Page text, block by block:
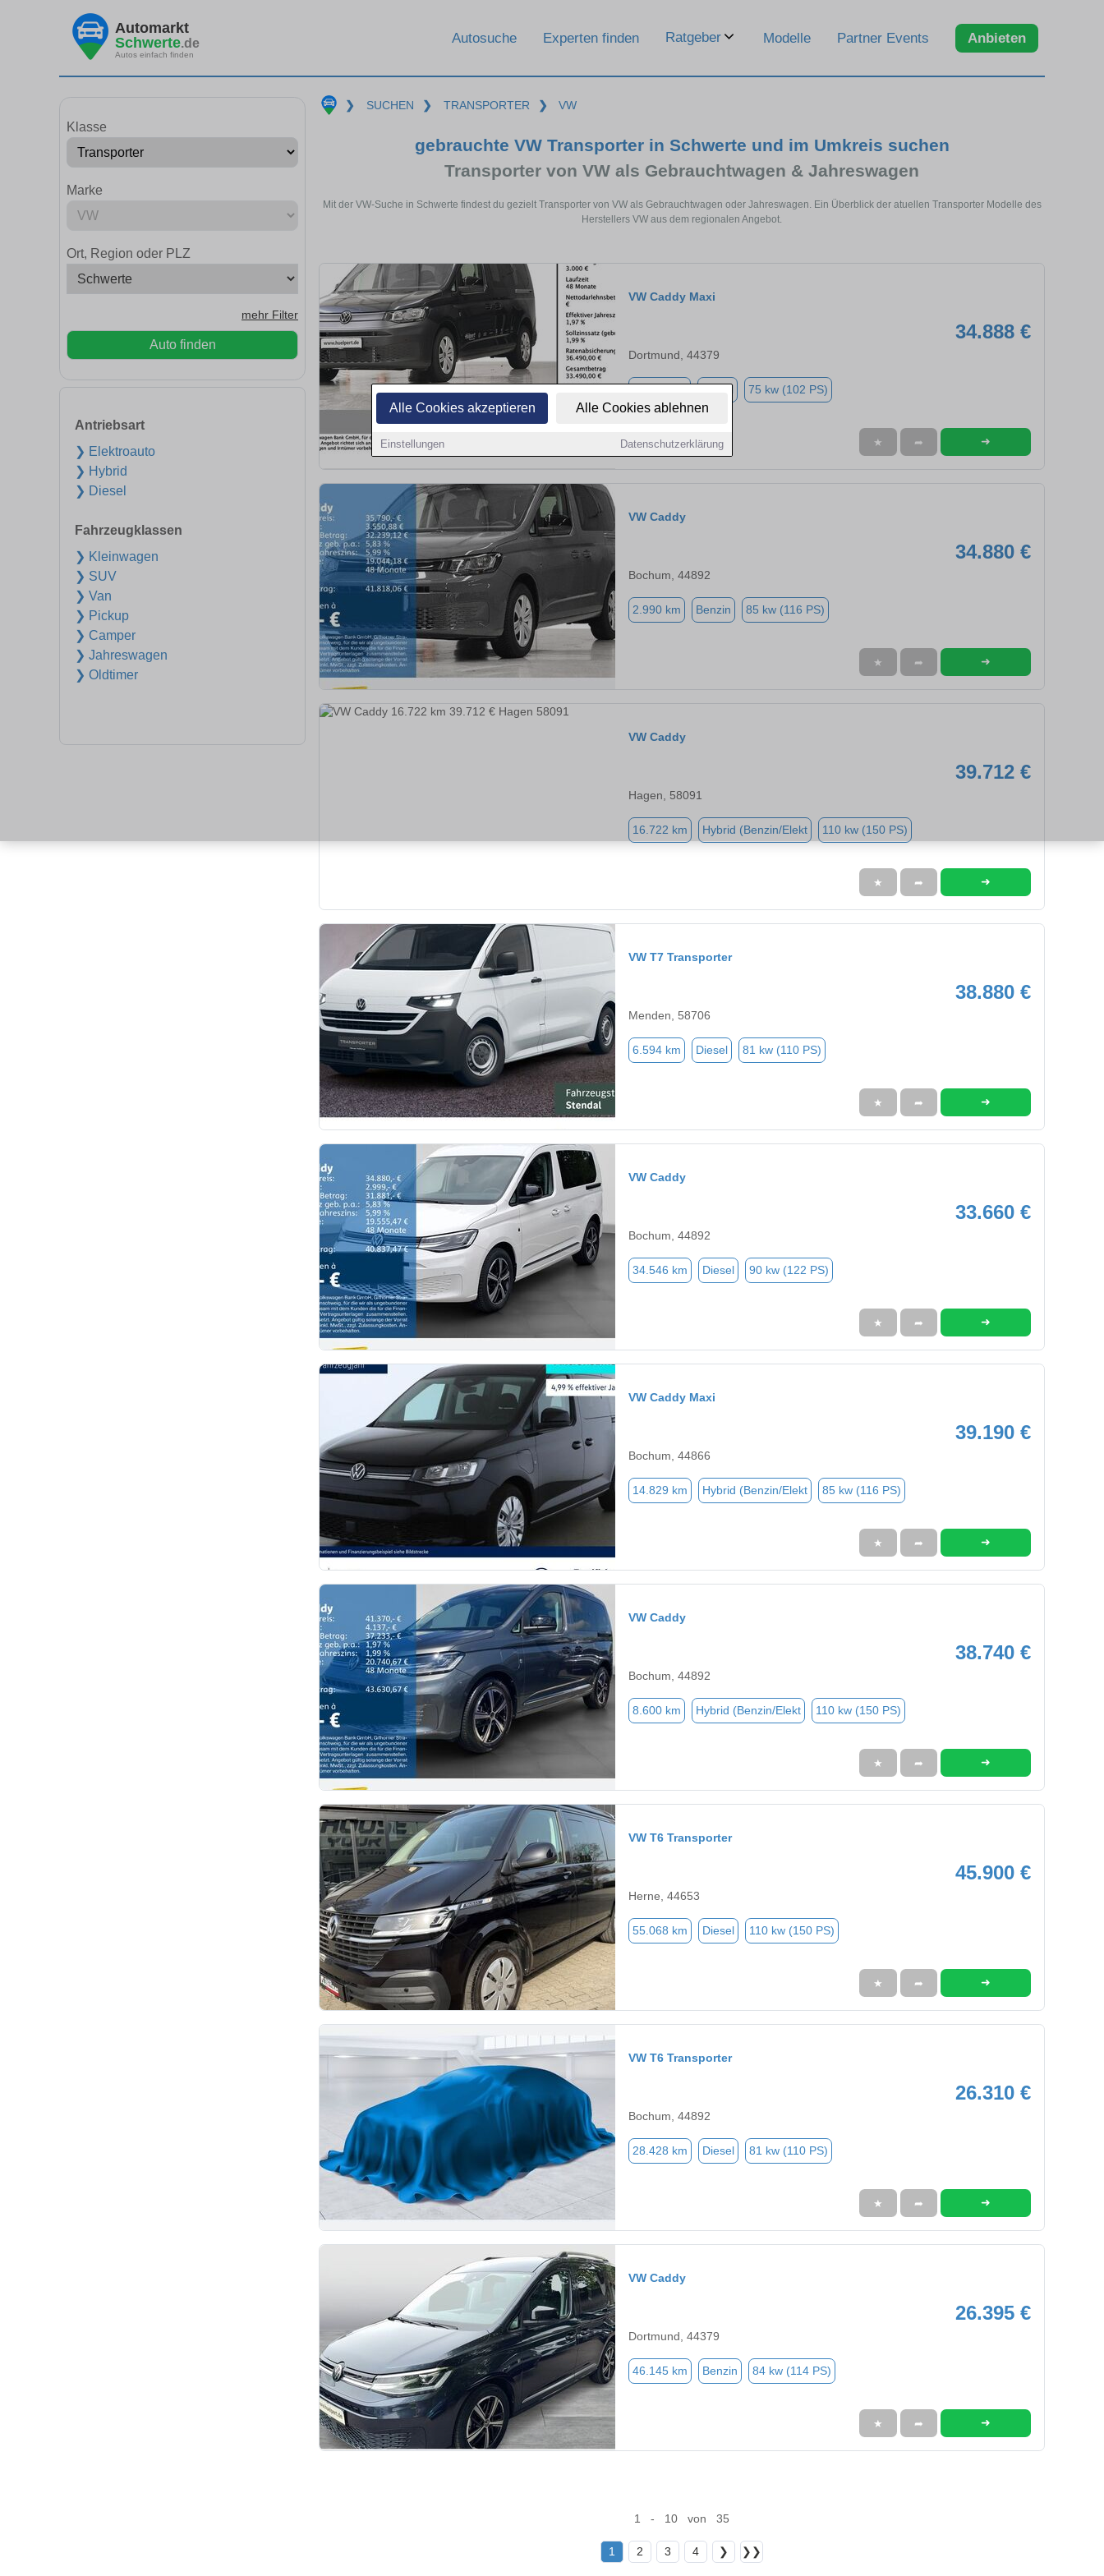
Alle Cookies akzeptieren Alle Cookies ablehnen
Einstellungen Datenschutzerklärung
Automarkt
Schwerte.de
Autos einfach finden
Autosuche Experten finden Ratgeber Modelle Partner Events Anbieten
Klasse
Marke
Ort, Region oder PLZ
mehr Filter
Auto finden
Antriebsart
❯ Elektroauto
❯ Hybrid
❯ Diesel
Fahrzeugklassen
❯ Kleinwagen
❯ SUV
❯ Van
❯ Pickup
❯ Camper
❯ Jahreswagen
❯ Oldtimer
❯ SUCHEN ❯ TRANSPORTER ❯ VW
gebrauchte VW Transporter in Schwerte und im Umkreis suchen
Transporter von VW als Gebrauchtwagen & Jahreswagen
Mit der VW-Suche in Schwerte findest du gezielt Transporter von VW als Gebrauchtwagen oder Jahreswagen. Ein Überblick der atuellen Transporter Modelle des
Herstellers VW aus dem regionalen Angebot.
VW Caddy Maxi
34.888 €
Dortmund, 44379
Diesel 75 kw (102 PS)
★ ➦ ➜
VW Caddy
34.880 €
Bochum, 44892
2.990 km Benzin 85 kw (116 PS)
★ ➦ ➜
VW Caddy
39.712 €
Hagen, 58091
16.722 km Hybrid (Benzin/Elekt 110 kw (150 PS)
★ ➦ ➜
VW T7 Transporter
38.880 €
Menden, 58706
6.594 km Diesel 81 kw (110 PS)
★ ➦ ➜
VW Caddy
33.660 €
Bochum, 44892
34.546 km Diesel 90 kw (122 PS)
★ ➦ ➜
VW Caddy Maxi
39.190 €
Bochum, 44866
14.829 km Hybrid (Benzin/Elekt 85 kw (116 PS)
★ ➦ ➜
VW Caddy
38.740 €
Bochum, 44892
8.600 km Hybrid (Benzin/Elekt 110 kw (150 PS)
★ ➦ ➜
VW T6 Transporter
45.900 €
Herne, 44653
55.068 km Diesel 110 kw (150 PS)
★ ➦ ➜
VW T6 Transporter
26.310 €
Bochum, 44892
28.428 km Diesel 81 kw (110 PS)
★ ➦ ➜
VW Caddy
26.395 €
Dortmund, 44379
46.145 km Benzin 84 kw (114 PS)
★ ➦ ➜
1 - 10 von 35
1 2 3 4 ❯ ❯❯